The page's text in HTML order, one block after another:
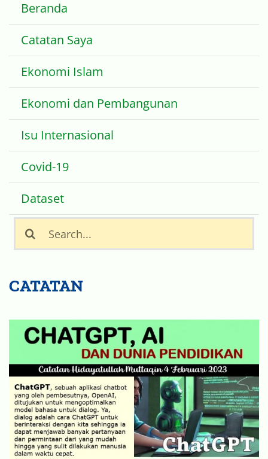
Catatan Saya
Ekonomi Islam
Ekonomi dan Pembangunan
Isu Internasional
Covid-19
Dataset
Search
for:
CATATAN